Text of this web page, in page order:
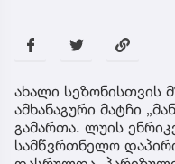
ახალი სეზონისთვის
ამხანაგური მატჩი
გამართა. ლუის
სამწვრთნელო